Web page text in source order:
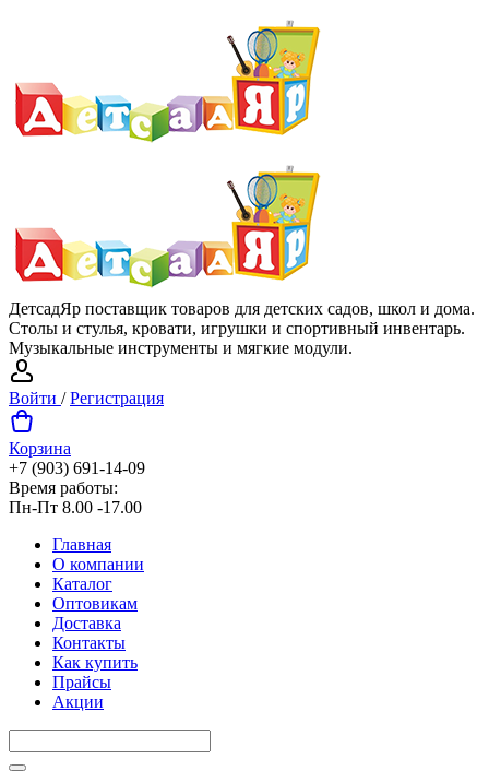
ДетсадЯр поставщик товаров для детских садов, школ и дома.
Столы и стулья, кровати, игрушки и спортивный инвентарь.
Музыкальные инструменты и мягкие модули.
Войти /Регистрация
Корзина
+7 (903) 691-14-09
Время работы:
Пн-Пт 8.00 -17.00
Главная
О компании
Каталог
Оптовикам
Доставка
Контакты
Как купить
Прайсы
Акции